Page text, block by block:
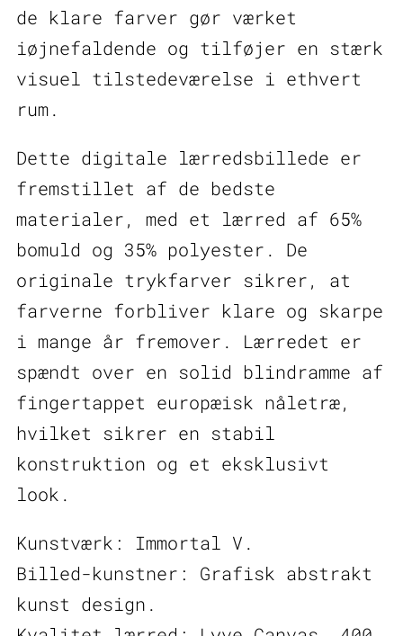
de klare farver gør værket
iøjnefaldende og tilføjer en stærk
visuel tilstedeværelse i ethvert
rum.
Dette digitale lærredsbillede er
fremstillet af de bedste
materialer, med et lærred af 65%
bomuld og 35% polyester. De
originale trykfarver sikrer, at
farverne forbliver klare og skarpe
i mange år fremover. Lærredet er
spændt over en solid blindramme af
fingertappet europæisk nåletræ,
hvilket sikrer en stabil
konstruktion og et eksklusivt
look.
Kunstværk: Immortal V.
Billed-kunstner: Grafisk abstrakt
kunst design.